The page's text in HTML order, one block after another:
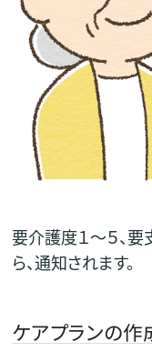
要介護度１～５、
ら、通知されます。
ケアプランの作